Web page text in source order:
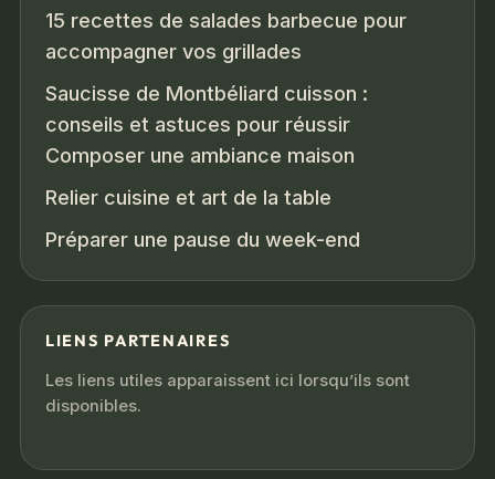
15 recettes de salades barbecue pour
accompagner vos grillades
Saucisse de Montbéliard cuisson :
conseils et astuces pour réussir
Composer une ambiance maison
Relier cuisine et art de la table
Préparer une pause du week-end
LIENS PARTENAIRES
Les liens utiles apparaissent ici lorsqu’ils sont
disponibles.